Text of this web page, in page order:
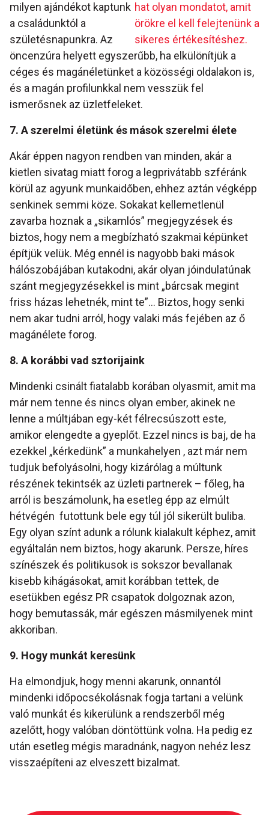
hat olyan mondatot, amit
örökre el kell felejtenünk a
sikeres értékesítéshez.
milyen ajándékot kaptunk
a családunktól a
születésnapunkra. Az
öncenzúra helyett egyszerűbb, ha elkülönítjük a
céges és magánéletünket a közösségi oldalakon is,
és a magán profilunkkal nem vesszük fel
ismerősnek az üzletfeleket.
7. A szerelmi életünk és mások szerelmi élete
Akár éppen nagyon rendben van minden, akár a
kietlen sivatag miatt forog a legprivátabb szféránk
körül az agyunk munkaidőben, ehhez aztán végképp
senkinek semmi köze. Sokakat kellemetlenül
zavarba hoznak a „sikamlós” megjegyzések és
biztos, hogy nem a megbízható szakmai képünket
építjük velük. Még ennél is nagyobb baki mások
hálószobájában kutakodni, akár olyan jóindulatúnak
szánt megjegyzésekkel is mint „bárcsak megint
friss házas lehetnék, mint te”… Biztos, hogy senki
nem akar tudni arról, hogy valaki más fejében az ő
magánélete forog.
8. A korábbi vad sztorijaink
Mindenki csinált fiatalabb korában olyasmit, amit ma
már nem tenne és nincs olyan ember, akinek ne
lenne a múltjában egy-két félrecsúszott este,
amikor elengedte a gyeplőt. Ezzel nincs is baj, de ha
ezekkel „kérkedünk” a munkahelyen , azt már nem
tudjuk befolyásolni, hogy kizárólag a múltunk
részének tekintsék az üzleti partnerek – főleg, ha
arról is beszámolunk, ha esetleg épp az elmúlt
hétvégén futottunk bele egy túl jól sikerült buliba.
Egy olyan színt adunk a rólunk kialakult képhez, amit
egyáltalán nem biztos, hogy akarunk. Persze, híres
színészek és politikusok is sokszor bevallanak
kisebb kihágásokat, amit korábban tettek, de
esetükben egész PR csapatok dolgoznak azon,
hogy bemutassák, már egészen másmilyenek mint
akkoriban.
9. Hogy munkát keresünk
Ha elmondjuk, hogy menni akarunk, onnantól
mindenki időpocsékolásnak fogja tartani a velünk
való munkát és kikerülünk a rendszerből még
azelőtt, hogy valóban döntöttünk volna. Ha pedig ez
után esetleg mégis maradnánk, nagyon nehéz lesz
visszaépíteni az elveszett bizalmat.